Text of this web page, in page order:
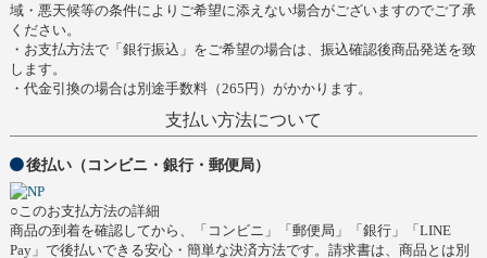
域・悪天候等の条件によりご希望に添えない場合がございますのでご了承
ください。
・お支払方法で「銀行振込」をご希望の場合は、振込確認後商品発送を致
します。
・代金引換の場合は別途手数料（265円）がかかります。
支払い方法について
後払い（コンビニ・銀行・郵便局）
○このお支払方法の詳細
商品の到着を確認してから、「コンビニ」「郵便局」「銀行」「LINE
Pay」で後払いできる安心・簡単な決済方法です。請求書は、商品とは別